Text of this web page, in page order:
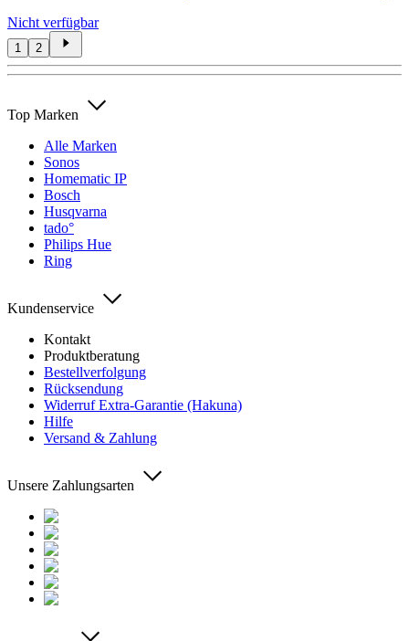
Nicht verfügbar
1 2
Top Marken
Alle Marken
Sonos
Homematic IP
Bosch
Husqvarna
tado°
Philips Hue
Ring
Kundenservice
Kontakt
Produktberatung
Bestellverfolgung
Rücksendung
Widerruf Extra-Garantie (Hakuna)
Hilfe
Versand & Zahlung
Unsere Zahlungsarten